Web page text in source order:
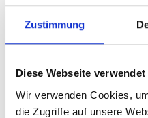
Zustimmung
Diese Webseite
Wir verwenden Cookies,
die Zugriffe auf unsere
€